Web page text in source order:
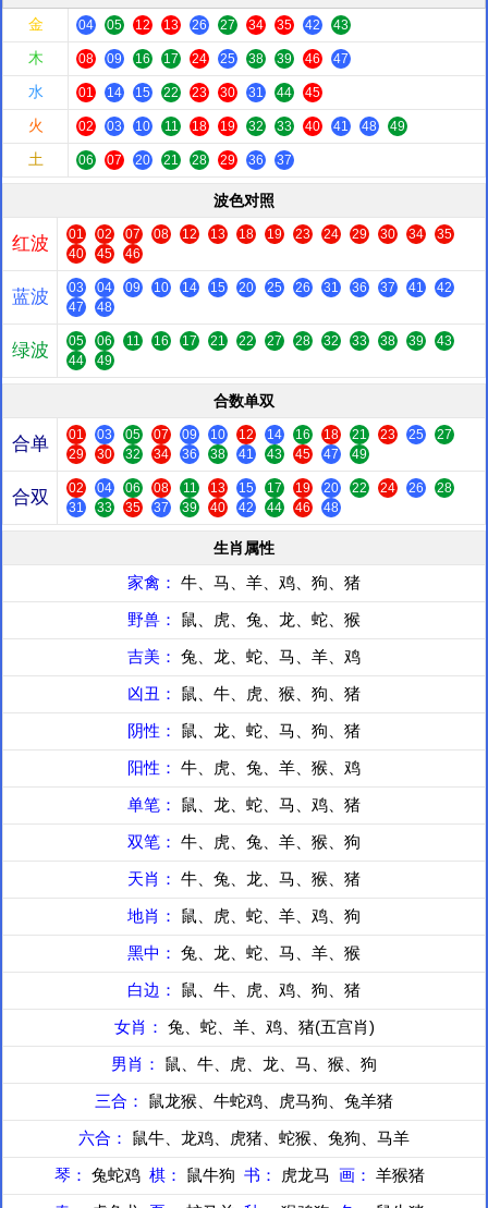
金
04 05 12 13 26 27 34 35 42 43
木 08 09 16 17 24 25 38 39 46 47
水 01 14 15 22 23 30 31 44 45
火 02 03 10 11 18 19 32 33 40 41 48 49
土 06 07 20 21 28 29 36 37
波色对照
红波 01 02 07 08 12 13 18 19 23 24 29 30 34
35
40
45 46
蓝波 03 04 09 10 14 15 20 25 26 31 36 37 41
42
47
48
绿波 05 06 11 16 17 21 22 27 28 32 33 38 39
43
44
49
合数单双
合单 01 03 05 07 09 10 12 14 16 18 21 23 25
27
29
30 32 34 36 38 41 43 45 47 49
合双 02 04 06 08 11 13 15 17 19 20 22 24 26
28
31
33 35 37 39 40 42 44 46 48
生肖属性
家禽： 牛、马、羊、鸡、狗、猪
野兽： 鼠、虎、兔、龙、蛇、猴
吉美： 兔、龙、蛇、马、羊、鸡
凶丑： 鼠、牛、虎、猴、狗、猪
阴性： 鼠、龙、蛇、马、狗、猪
阳性： 牛、虎、兔、羊、猴、鸡
单笔： 鼠、龙、蛇、马、鸡、猪
双笔： 牛、虎、兔、羊、猴、狗
天肖： 牛、兔、龙、马、猴、猪
地肖： 鼠、虎、蛇、羊、鸡、狗
黑中： 兔、龙、蛇、马、羊、猴
白边： 鼠、牛、虎、鸡、狗、猪
女肖： 兔、蛇、羊、鸡、猪(五宫肖)
男肖： 鼠、牛、虎、龙、马、猴、狗
三合： 鼠龙猴、牛蛇鸡、虎马狗、兔羊猪
六合： 鼠牛、龙鸡、虎猪、蛇猴、兔狗、马羊
琴： 兔蛇鸡 棋： 鼠牛狗 书： 虎龙马 画： 羊猴猪